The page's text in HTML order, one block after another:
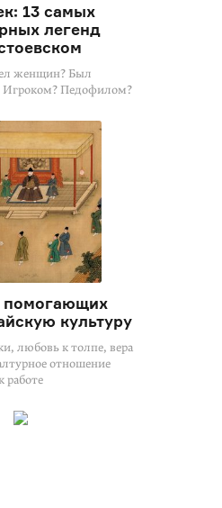
13 самых
легенд
женщин? Был
Педофилом?
помогающих
культуру
любовь к толпе, вера
отношение
работе